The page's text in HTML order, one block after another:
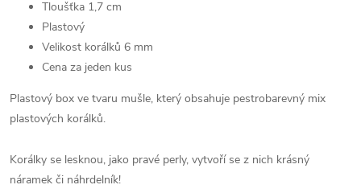
Tloušťka 1,7 cm
Plastový
Velikost korálků 6 mm
Cena za jeden kus
Plastový box ve tvaru mušle, který obsahuje pestrobarevný mix
plastových korálků.
Korálky se lesknou, jako pravé perly, vytvoří se z nich krásný
náramek či náhrdelník!